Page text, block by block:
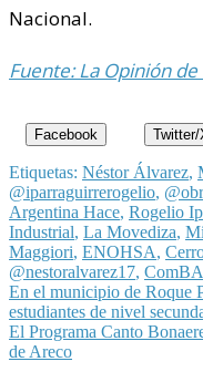
Nacional.
Fuente: La Opinión de
Facebook Twitter/
Etiquetas: Néstor Álvarez,
@iparraguirrerogelio,
Argentina Hace, Rogelio
Industrial, La Movediza,
Maggiori, ENOHSA,
@nestoralvarez17, ComBA
Navegación
de
entradas
En el municipio de Roque
estudiantes de nivel
El Programa Canto
de Areco